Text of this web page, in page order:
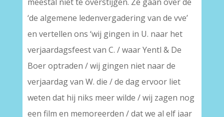
meestal niet te overstijgen. Ze gaan over de
‘de algemene ledenvergadering van de vve’
en vertellen ons ‘wij gingen in U. naar het
verjaardagsfeest van C. / waar Yentl & De
Boer optraden / wij gingen niet naar de
verjaardag van W. die / de dag ervoor liet
weten dat hij niks meer wilde / wij zagen nog
een film en memoreerden / dat we al elf jaar